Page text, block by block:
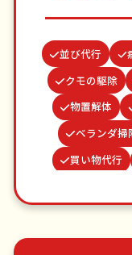
並び代行
クモの駆除
物置解体
ベランダ掃
買い物代行
カーテ
結婚式代理出